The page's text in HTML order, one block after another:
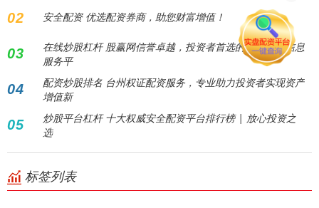
02 安全配资 优选配资券商，助您财富增值！
03
在线炒股杠杆 股赢网信誉卓越，投资者首选的可靠股票信息
服务平
04
配资炒股排名 台州权证配资服务，专业助力投资者实现资产
增值新
05
炒股平台杠杆 十大权威安全配资平台排行榜 | 放心投资之
选
标签列表